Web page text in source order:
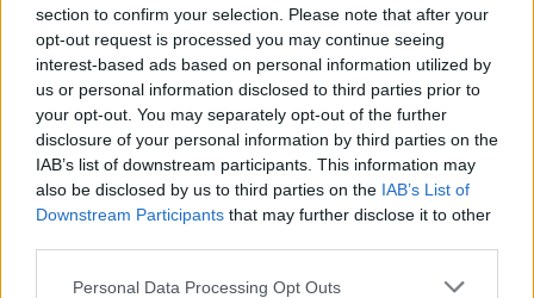
section to confirm your selection. Please note that after your
opt-out request is processed you may continue seeing
interest-based ads based on personal information utilized by
us or personal information disclosed to third parties prior to
your opt-out. You may separately opt-out of the further
disclosure of your personal information by third parties on the
IAB’s list of downstream participants. This information may
also be disclosed by us to third parties on the IAB’s List of
Downstream Participants that may further disclose it to other
Please note that this website/app uses one or more Google
Personal Data Processing Opt Outs
Az a véleményünk, hogy Oprah-nak megint sikerült
igencsak elképesztő és feledhetetlen címlapot
készítenie, egyetértesz?